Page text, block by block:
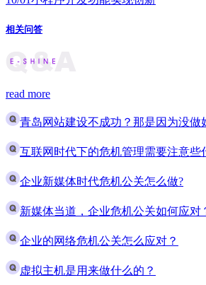
相关问答
read more
青岛网站建设不成功？那是因为没做
互联网时代下的危机管理需要注意些
企业新媒体时代危机公关怎么做?
新媒体当道，企业危机公关如何应对
企业的网络危机公关怎么应对？
虚拟主机是用来做什么的？